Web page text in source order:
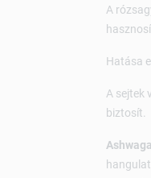
A
Hatása
A sejtek
biztosít.